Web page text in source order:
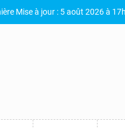
Mise à jour : 5 août 2026 à